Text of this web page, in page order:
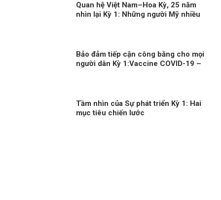
Quan hệ Việt Nam–Hoa Kỳ, 25 năm
nhìn lại Kỳ 1: Những người Mỹ nhiều
Bảo đảm tiếp cận công bằng cho mọi
người dân Kỳ 1:Vaccine COVID-19 –
Tầm nhìn của Sự phát triển Kỳ 1: Hai
mục tiêu chiến lước